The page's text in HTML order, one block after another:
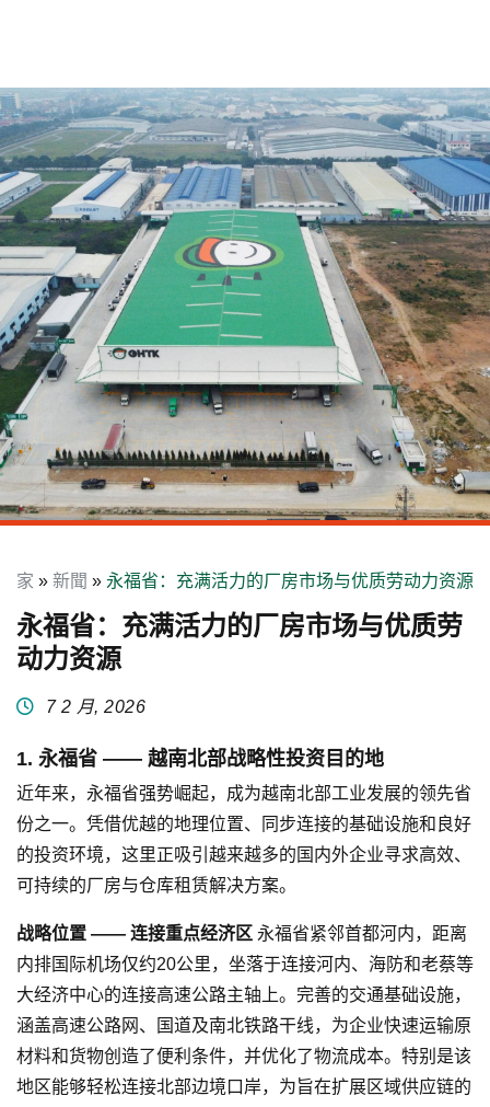
家 » 新聞 » 永福省：充满活力的厂房市场与优质劳动力资源
永福省：充满活力的厂房市场与优质劳
动力资源
7 2 月, 2026
1. 永福省 —— 越南北部战略性投资目的地
近年来，永福省强势崛起，成为越南北部工业发展的领先省
份之一。凭借优越的地理位置、同步连接的基础设施和良好
的投资环境，这里正吸引越来越多的国内外企业寻求高效、
可持续的厂房与仓库租赁解决方案。
战略位置 —— 连接重点经济区 永福省紧邻首都河内，距离
内排国际机场仅约20公里，坐落于连接河内、海防和老蔡等
大经济中心的连接高速公路主轴上。完善的交通基础设施，
涵盖高速公路网、国道及南北铁路干线，为企业快速运输原
材料和货物创造了便利条件，并优化了物流成本。特别是该
地区能够轻松连接北部边境口岸，为旨在扩展区域供应链的